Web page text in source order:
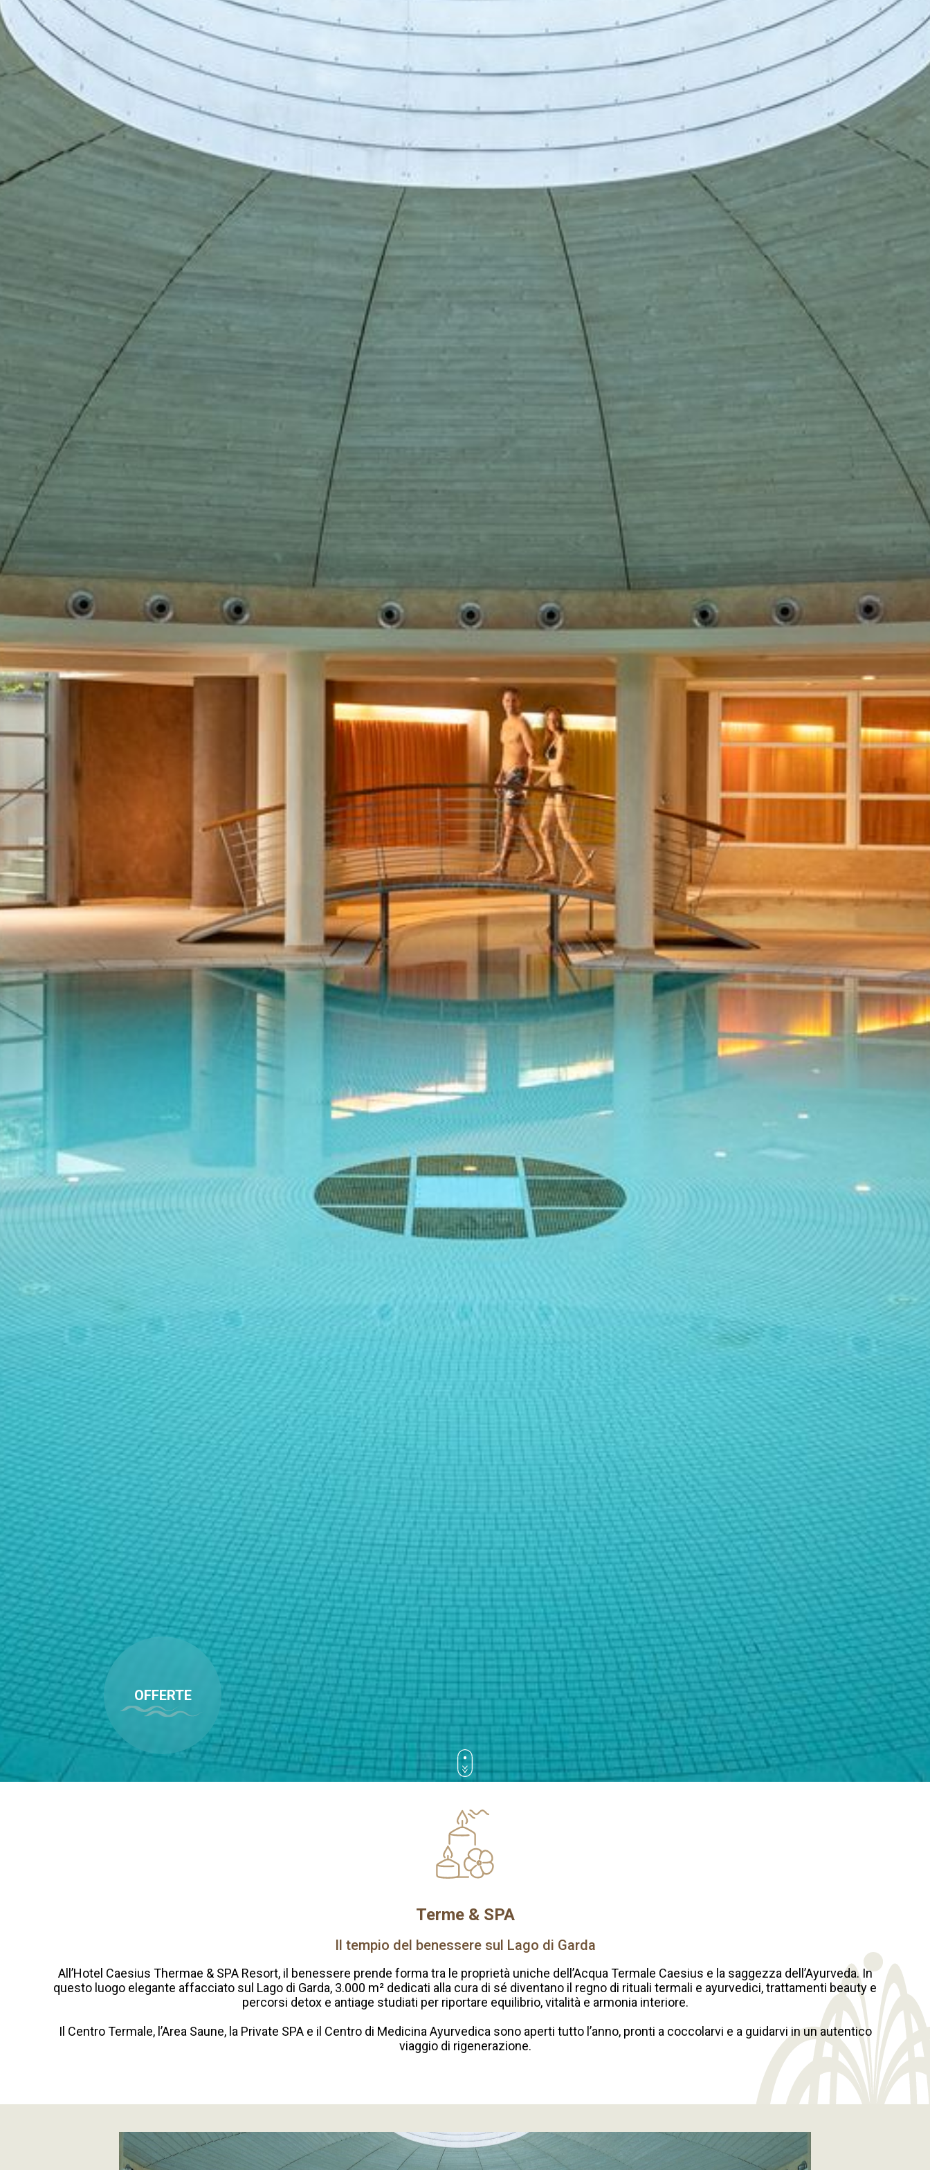
OFFERTE
Terme & SPA
Il tempio del benessere sul Lago di Garda
All’Hotel Caesius Thermae & SPA Resort, il benessere prende forma tra le proprietà uniche dell’Acqua Termale Caesius e la saggezza dell’Ayurveda. In
questo luogo elegante affacciato sul Lago di Garda, 3.000 m² dedicati alla cura di sé diventano il regno di rituali termali e ayurvedici, trattamenti beauty e
percorsi detox e antiage studiati per riportare equilibrio, vitalità e armonia interiore.
Il Centro Termale, l’Area Saune, la Private SPA e il Centro di Medicina Ayurvedica sono aperti tutto l’anno, pronti a coccolarvi e a guidarvi in un autentico
viaggio di rigenerazione.